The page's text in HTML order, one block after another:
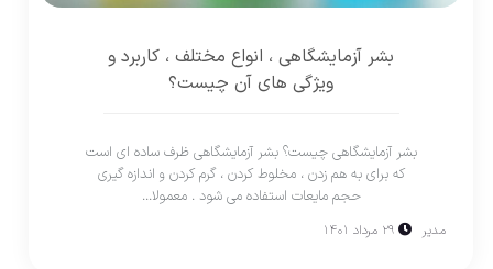
بشر آزمایشگاهی ، انواع مختلف ، کاربرد و
ویژگی های آن چیست؟
بشر آزمایشگاهی چیست؟ بشر آزمایشگاهی ظرف ساده ای است
که برای به هم زدن ، مخلوط کردن ، گرم کردن و اندازه گیری
حجم مایعات استفاده می شود . معمولا...
مدیر ۲۹ مرداد ۱۴۰۱